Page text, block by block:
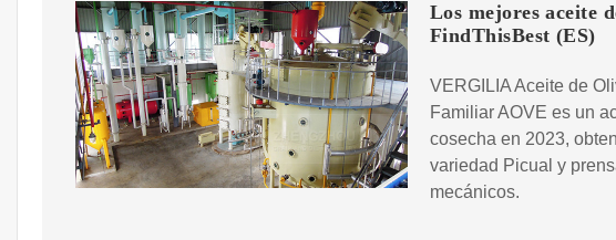
Los mejores aceite
FindThisBest (ES)
VERGILIA Aceite de
Familiar AOVE es un
cosecha en 2023,
variedad Picual y
mecánicos.